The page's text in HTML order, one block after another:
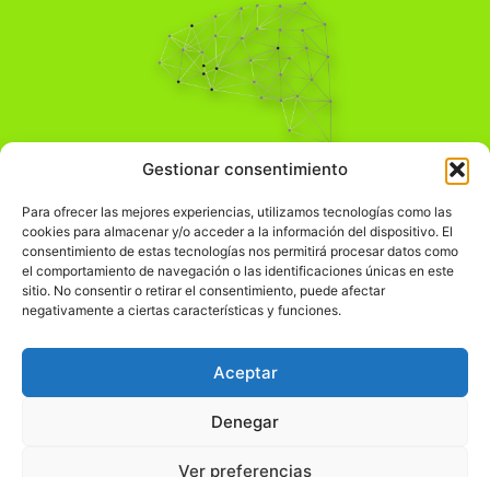
Gestionar consentimiento
Para ofrecer las mejores experiencias, utilizamos tecnologías como las
cookies para almacenar y/o acceder a la información del dispositivo. El
consentimiento de estas tecnologías nos permitirá procesar datos como
el comportamiento de navegación o las identificaciones únicas en este
sitio. No consentir o retirar el consentimiento, puede afectar
negativamente a ciertas características y funciones.
Aceptar
Denegar
Ver preferencias
Pensamiento Crítico
Comprender el mundo para transformarlo.
Información Legal
჻Política de privacidad
Política de cookies